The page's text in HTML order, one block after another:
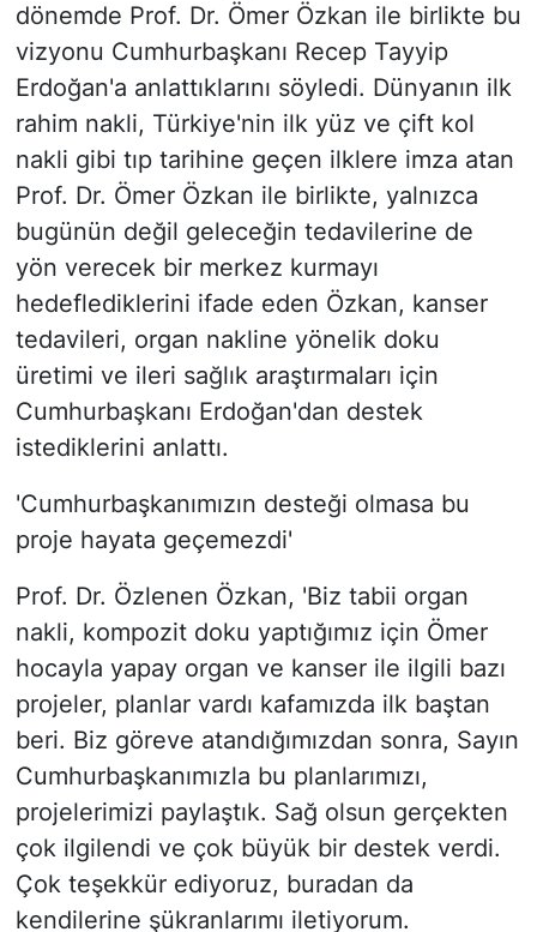
dönemde Prof. Dr. Ömer Özkan ile birlikte bu
vizyonu Cumhurbaşkanı Recep Tayyip
Erdoğan'a anlattıklarını söyledi. Dünyanın ilk
rahim nakli, Türkiye'nin ilk yüz ve çift kol
nakli gibi tıp tarihine geçen ilklere imza atan
Prof. Dr. Ömer Özkan ile birlikte, yalnızca
bugünün değil geleceğin tedavilerine de
yön verecek bir merkez kurmayı
hedeflediklerini ifade eden Özkan, kanser
tedavileri, organ nakline yönelik doku
üretimi ve ileri sağlık araştırmaları için
Cumhurbaşkanı Erdoğan'dan destek
istediklerini anlattı.
'Cumhurbaşkanımızın desteği olmasa bu
proje hayata geçemezdi'
Prof. Dr. Özlenen Özkan, 'Biz tabii organ
nakli, kompozit doku yaptığımız için Ömer
hocayla yapay organ ve kanser ile ilgili bazı
projeler, planlar vardı kafamızda ilk baştan
beri. Biz göreve atandığımızdan sonra, Sayın
Cumhurbaşkanımızla bu planlarımızı,
projelerimizi paylaştık. Sağ olsun gerçekten
çok ilgilendi ve çok büyük bir destek verdi.
Çok teşekkür ediyoruz, buradan da
kendilerine şükranlarımı iletiyorum.